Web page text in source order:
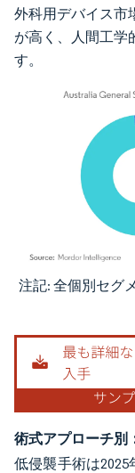
外科用デバイス市
が高く、人間工学
す。
画像 © Mordor
注記: 全個別セグ
術式アプローチ別
低侵襲手術は2025